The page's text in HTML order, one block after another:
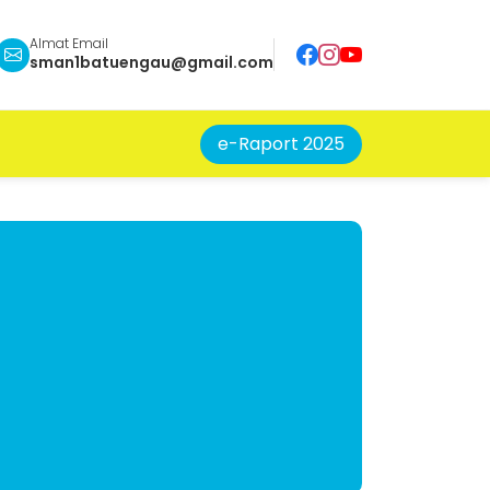
Almat Email
sman1batuengau@gmail.com
e-Raport 2025